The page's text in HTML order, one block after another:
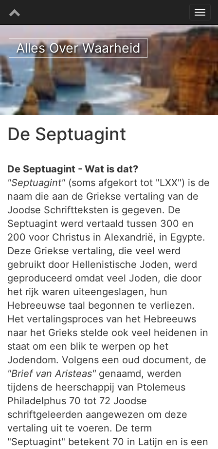
Alles Over Waarheid
De Septuagint
De Septuagint - Wat is dat?
"Septuagint" (soms afgekort tot "LXX") is de
naam die aan de Griekse vertaling van de
Joodse Schriftteksten is gegeven. De
Septuagint werd vertaald tussen 300 en
200 voor Christus in Alexandrië, in Egypte.
Deze Griekse vertaling, die veel werd
gebruikt door Hellenistische Joden, werd
geproduceerd omdat veel Joden, die door
het rijk waren uiteengeslagen, hun
Hebreeuwse taal begonnen te verliezen.
Het vertalingsproces van het Hebreeuws
naar het Grieks stelde ook veel heidenen in
staat om een blik te werpen op het
Jodendom. Volgens een oud document, de
"Brief van Aristeas" genaamd, werden
tijdens de heerschappij van Ptolemeus
Philadelphus 70 tot 72 Joodse
schriftgeleerden aangewezen om deze
vertaling uit te voeren. De term
"Septuagint" betekent 70 in Latijn en is een